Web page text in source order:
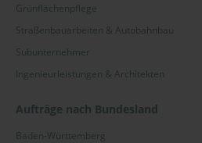
Grünflächenpflege
Straßenbauarbeiten & Autobahnbau
Subunternehmer
Ingenieurleistungen & Architekten
Aufträge nach Bundesland
Baden-Württemberg